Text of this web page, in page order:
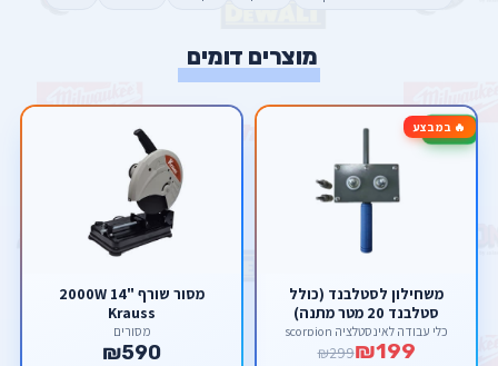
מוצרים דומים
🔥 במבצע-33%
משחילון לסטלבנד (כולל
סטלבנד 20 מטר מתנה)
כלי עבודה לאינסטלציה scorpion
₪199
₪299
מסור שורף "14 2000W
Krauss
מסורים
₪590